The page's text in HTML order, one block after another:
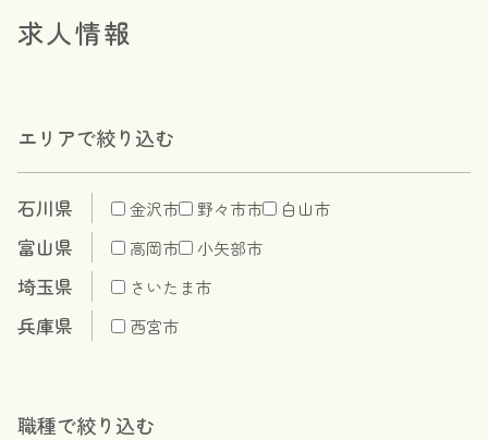
求人情報
エリアで絞り込む
石川県 金沢市 野々市市 白山市
富山県 高岡市 小矢部市
埼玉県 さいたま市
兵庫県 西宮市
職種で絞り込む